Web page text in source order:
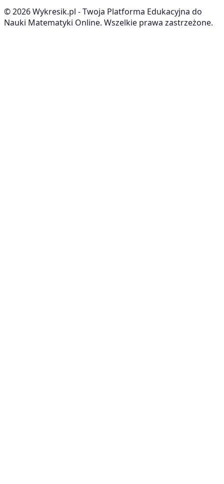
©2026Wykresik.pl - Twoja Platforma Edukacyjna do
Nauki Matematyki Online. Wszelkie prawa zastrzeżone.